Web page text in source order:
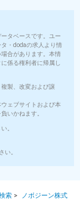
タベースです。ユー
・dodaの求人より情
合があります。本情
係る権利者に帰属し
製、改変および譲
ェブサイトおよび本
いかねます。
。
い。
索 >
ノボジーン株式